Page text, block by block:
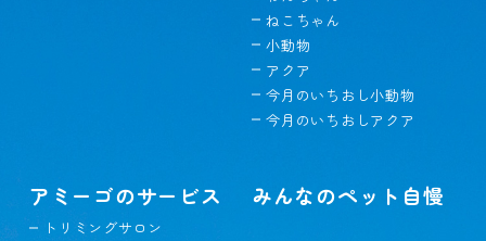
ねこちゃん
小動物
アクア
今月のいちおし小動物
今月のいちおしアクア
アミーゴのサービス
トリミングサロン
みんなのペット自慢